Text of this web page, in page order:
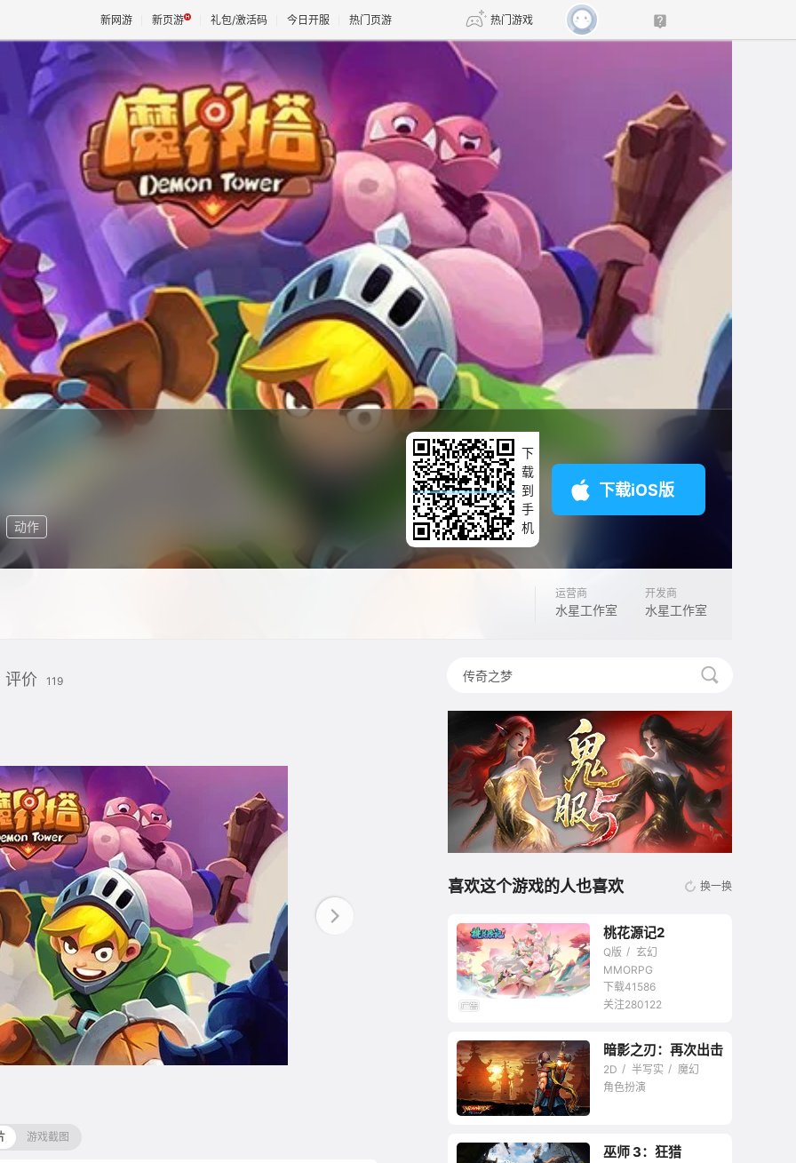
新网游 新页游 礼包/激活码 今日开服 热门页游 热门游戏
魔兽
天堂 剑网3旗舰版 新天龙八部
王权与自由 诛仙世界 新仙侠5
动作
下
载
到
手
机
下载iOS版
运营商
水星工作室
开发商
水星工作室
评价 119
游戏截图
喜欢这个游戏的人也喜欢 换一换
网游
桃花源记2
Q版
玄幻
MMORPG
下载41586
关注280122
暗影之刃：再次出击
2D 半写实
魔幻
角色扮演
巫师 3：狂猎